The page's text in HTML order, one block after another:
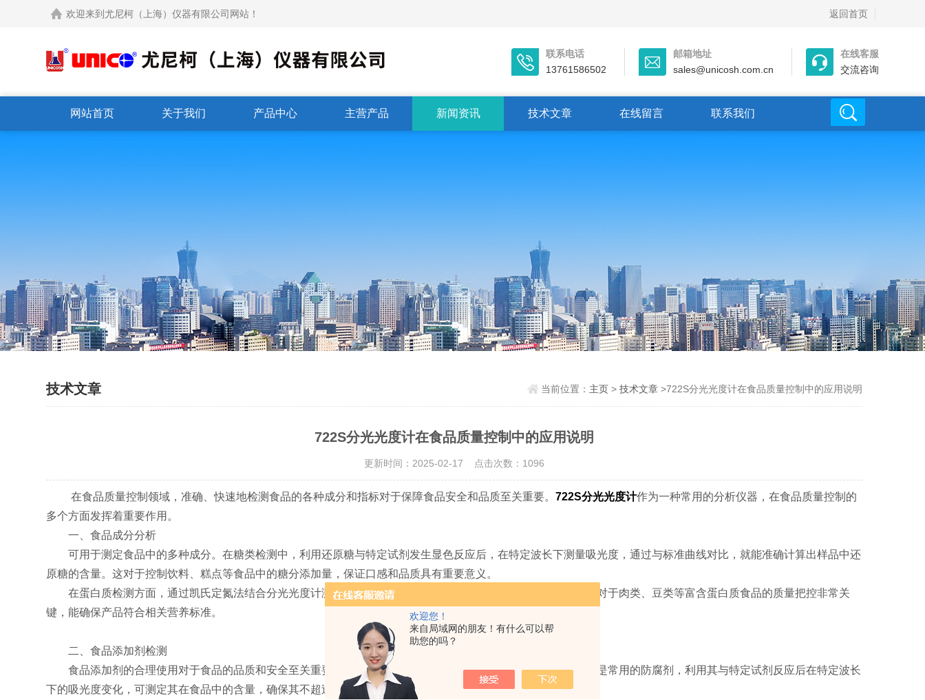
欢迎您！
来自局域网的朋友！有什么可以帮
助您的吗？
欢迎来到尤尼柯（上海）仪器有限公司网站！ 返回首页
联系电话
13761586502
邮箱地址
sales@unicosh.com.cn
在线客服
交流咨询
网站首页 关于我们 产品中心 主营产品 新闻资讯 技术文章 在线留言 联系我们
技术文章 当前位置： 主页> 技术文章>722S分光光度计在食品质量控制中的应用说明
722S分光光度计在食品质量控制中的应用说明
更新时间：2025-02-17 点击次数：1096
在食品质量控制领域，准确、快速地检测食品的各种成分和指标对于保障食品安全和品质至关重要。722S分光光度计作为一种常用的分析仪器，在食品质量控制的
多个方面发挥着重要作用。
一、食品成分分析
可用于测定食品中的多种成分。在糖类检测中，利用还原糖与特定试剂发生显色反应后，在特定波长下测量吸光度，通过与标准曲线对比，就能准确计算出样品中还
原糖的含量。这对于控制饮料、糕点等食品中的糖分添加量，保证口感和品质具有重要意义。
在蛋白质检测方面，通过凯氏定氮法结合分光光度计测定样品中氮元素的含量，进而推算出蛋白质的含量。这对于肉类、豆类等富含蛋白质食品的质量把控非常关
键，能确保产品符合相关营养标准。
二、食品添加剂检测
食品添加剂的合理使用对于食品的品质和安全至关重要。可用于检测一些常见的食品添加剂。苯甲酸及其钠盐是常用的防腐剂，利用其与特定试剂反应后在特定波长
下的吸光度变化，可测定其在食品中的含量，确保其不超过规定的标准。